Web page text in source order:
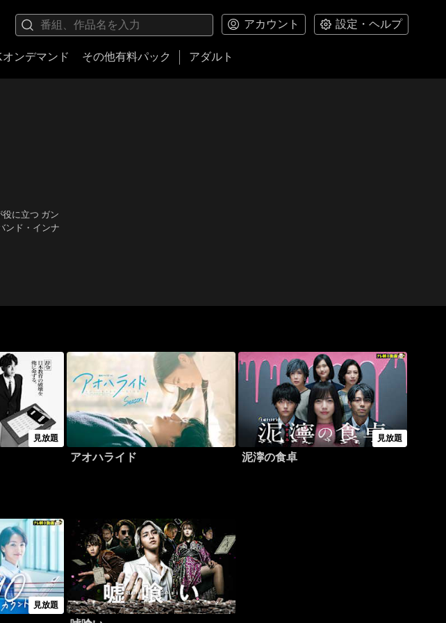
アカウント 設定・ヘルプ
ンデマンド その他有料パック アダルト
に立つ ガン
ンド・インナ
見放題
アオハライド
見放題
泥濘の食卓
見放題